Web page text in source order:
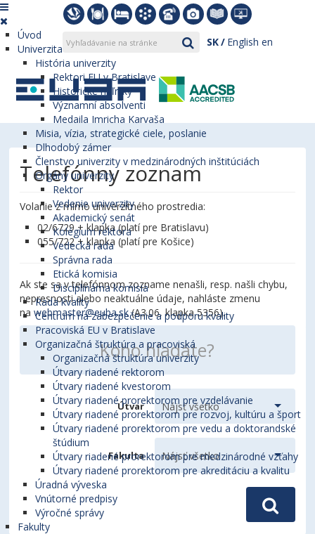
SK English en
Úvod
Univerzita
História univerzity
Rektori EU v Bratislave
Historické míľniky
Významní absolventi
Medaila Imricha Karvaša
Misia, vízia, strategické ciele, poslanie
Dlhodobý zámer
Členstvo univerzity v medzinárodných inštitúciách
Orgány univerzity
Rektor
Vedenie univerzity
Akademický senát
Kolégium rektora
Vedecká rada
Správna rada
Etická komisia
Disciplinárna komisia
Rada kvality
Centrum na zabezpečenie a podporu kvality
Pracoviská EU v Bratislave
Organizačná štruktúra a pracoviská
Organizačná štruktúra univerzity
Útvary riadené rektorom
Útvary riadené kvestorom
Útvary riadené prorektorom pre vzdelávanie
Útvary riadené prorektorom pre rozvoj, kultúru a šport
Útvary riadené prorektorom pre vedu a doktorandské
štúdium
Útvary riadené prorektorom pre medzinárodné vzťahy
Útvary riadené prorektorom pre akreditáciu a kvalitu
Úradná výveska
Vnútorné predpisy
Výročné správy
Fakulty
Telefónny zoznam
Volanie z mimo univerzitného prostredia:
02/6729 + klapka (platí pre Bratislavu)
055/722 + klapka (platí pre Košice)
Ak ste sa v telefónnom zozname nenašli, resp. našli chybu,
nepresnosti alebo neaktuálne údaje, nahláste zmenu
nawebmaster@euba.sk(A3.06, klapka 5356).
Útvar
Fakulta